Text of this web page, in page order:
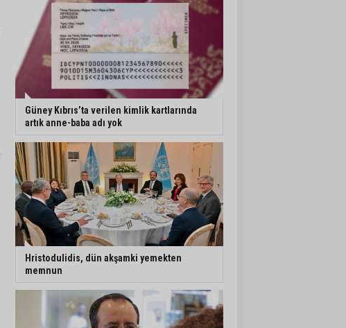
Güney Kıbrıs’ta verilen kimlik kartlarında
artık anne-baba adı yok
Hristodulidis, dün akşamki yemekten
memnun